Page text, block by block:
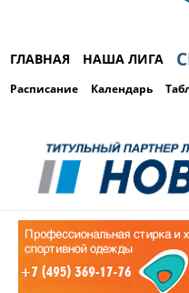
ГЛАВНАЯ НАША ЛИГА
Расписание Календарь